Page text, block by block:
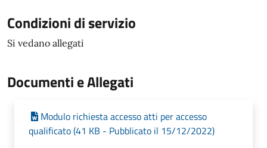
Condizioni di servizio
Si vedano allegati
Documenti e Allegati
Modulo richiesta accesso atti per accesso
qualificato (41 KB - Pubblicato il 15/12/2022)